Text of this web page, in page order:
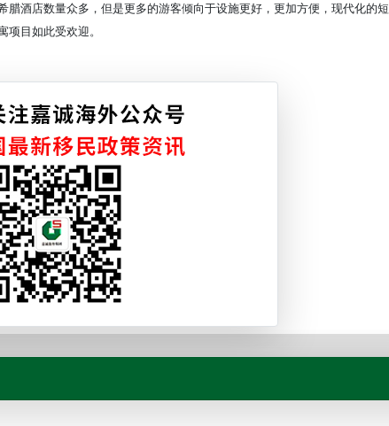
酒店数量众多，但是更多的游客倾向于设施更好，更加方便，现代化的短
目如此受欢迎。